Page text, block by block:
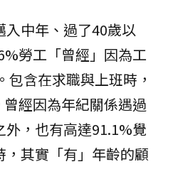
入中年、過了40歲以
勞工「曾經」因為工
。包含在求職與上班時，
經因為年紀關係遇過
外，也有高達91.1%覺
其實「有」年齡的顧